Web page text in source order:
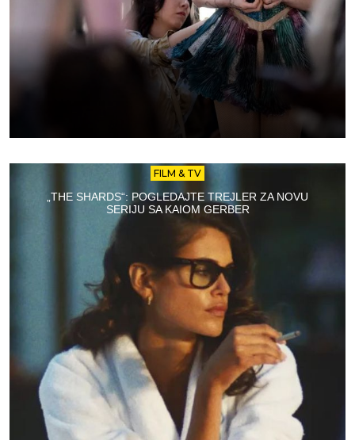
FILM & TV
„THE SHARDS“: POGLEDAJTE TREJLER ZA NOVU
SERIJU SA KAIOM GERBER